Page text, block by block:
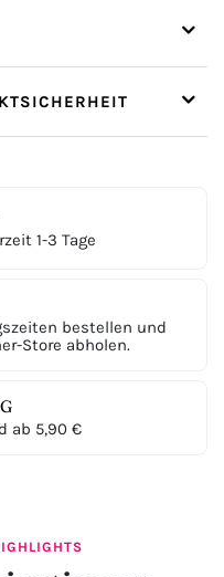
1-3 Tage
bestellen und
Store abholen.
ab 5,90 €